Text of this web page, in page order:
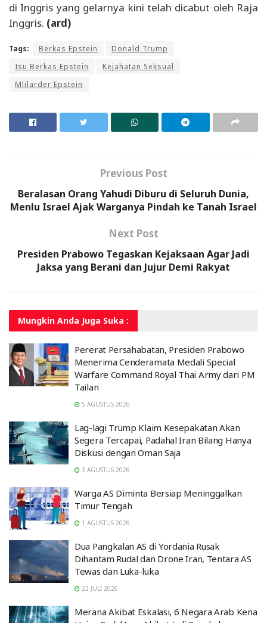
di Inggris yang gelarnya kini telah dicabut oleh Raja
Inggris. (ard)
Tags: Berkas Epstein
Donald Trump
Isu Berkas Epstein
Kejahatan Seksual
Mlilarder Epstein
Previous Post
Beralasan Orang Yahudi Diburu di Seluruh Dunia,
Menlu Israel Ajak Warganya Pindah ke Tanah Israel
Next Post
Presiden Prabowo Tegaskan Kejaksaan Agar Jadi
Jaksa yang Berani dan Jujur Demi Rakyat
Mungkin Anda Juga Suka :
Pererat Persahabatan, Presiden Prabowo
Menerima Cenderamata Medali Special
Warfare Command Royal Thai Army dari PM
Tailan
5 AGUSTUS 2026
Lag-lagi Trump Klaim Kesepakatan Akan
Segera Tercapai, Padahal Iran Bilang Hanya
Diskusi dengan Oman Saja
3 AGUSTUS 2026
Warga AS Diminta Bersiap Meninggalkan
Timur Tengah
1 AGUSTUS 2026
Dua Pangkalan AS di Yordania Rusak
Dihantam Rudal dan Drone Iran, Tentara AS
Tewas dan Luka-luka
22 JULI 2026
Merana Akibat Eskalasi, 6 Negara Arab Kena